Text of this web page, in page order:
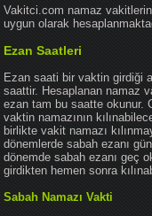
Vakitci.com namaz
uygun olarak
Ezan Saatleri
Ezan saati bir vaktin girdiği
saattir. Hesaplanan namaz
ezan tam bu saatte okunur.
vaktin namazının
birlikte vakit namazı
dönemlerde sabah ezanı
dönemde sabah ezanı geç
girdikten hemen sonra
Sabah Namazı Vakti